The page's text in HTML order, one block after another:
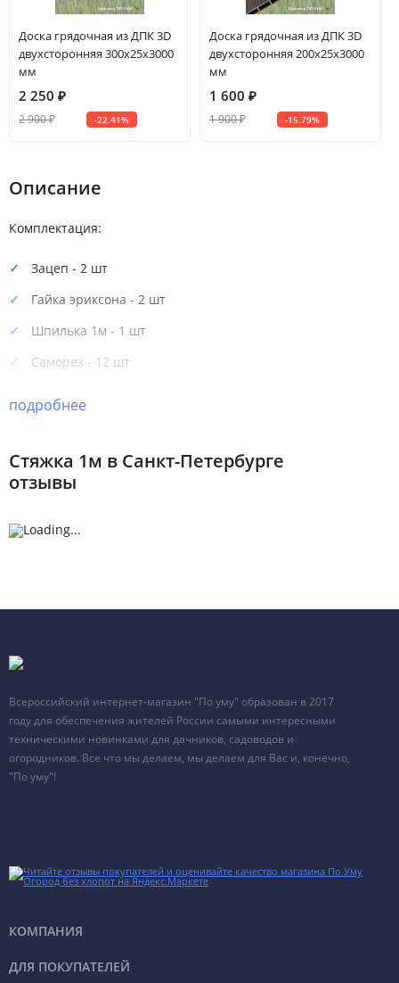
Доска грядочная из ДПК 3D
двухсторонняя 300х25х3000
мм
2 250 ₽
2 900₽ -22.41%
Доска грядочная из ДПК 3D
двухсторонняя 200х25х3000
мм
1 600 ₽
1 900₽ -15.79%
Описание
Комплектация:
Зацеп - 2 шт
Гайка эриксона - 2 шт
Шпилька 1м - 1 шт
Саморез - 12 шт
подробнее
Стяжка 1м в Санкт-Петербурге
отзывы
Всероссийский интернет-магазин "По уму" образован в 2017
году для обеспечения жителей России самыми интересными
техническими новинками для дачников, садоводов и
огородников. Все что мы делаем, мы делаем для Вас и, конечно,
"По уму"!
КОМПАНИЯ
ДЛЯ ПОКУПАТЕЛЕЙ